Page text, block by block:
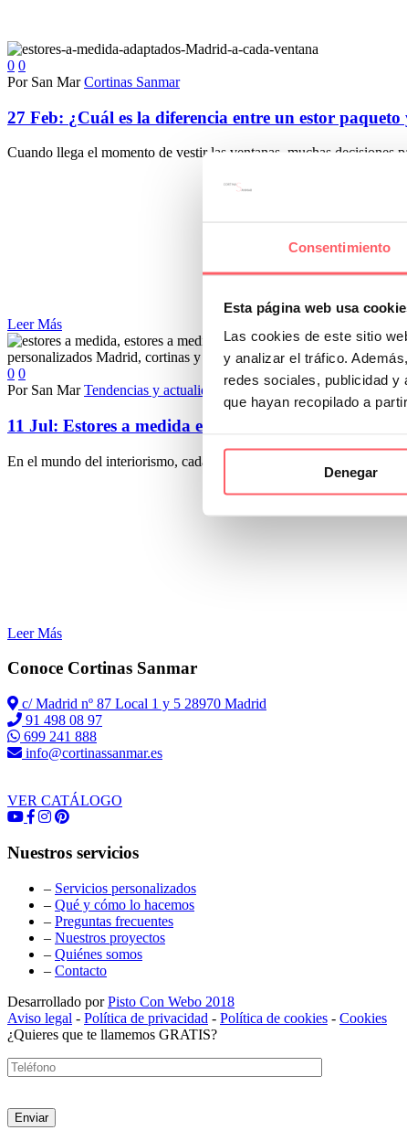
Consentimiento
Esta página web usa
Las cookies de este sitio
y analizar el tráfico.
redes sociales, publicidad y
que hayan recopilado a
Denegar
0 0
Por San Mar Cortinas Sanmar
27 Feb: ¿Cuál es la diferencia entre un estor
Cuando llega el momento de vestir las ventanas, muchas
Leer Más
0 0
Por San Mar Tendencias y actualidad
11 Jul: Estores a medida en Madrid: modelos,
En el mundo del interiorismo, cada detalle cuenta y si hay un
Leer Más
Conoce Cortinas Sanmar
c/ Madrid nº 87 Local 1 y 5 28970 Madrid
91 498 08 97
699 241 888
info@cortinassanmar.es
VER CATÁLOGO
Nuestros servicios
– Servicios personalizados
– Qué y cómo lo hacemos
– Preguntas frecuentes
– Nuestros proyectos
– Quiénes somos
– Contacto
Desarrollado porPisto Con Webo 2018
Aviso legal - Política de privacidad - Política de cookies - Cookies
¿Quieres que te llamemos GRATIS?